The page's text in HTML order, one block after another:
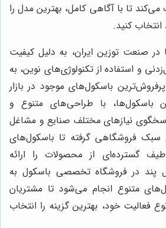
تا با آگاهی کامل، بهترین مدل را
کنید.
در صنعت توزین ایران، به دلیل کیفیت
و استفاده از تکنولوژی‌های نوین، به
باسکول‌های موجود در بازار
با طراحی‌های متنوع و
نیازهای مختلف صنایع و مشاغل
سبک فروشگاهی گرفته تا باسکول‌های
گسترده‌ای از محصولات را ارائه
پند در فروشگاه تخصصی باسکول به
متنوع انجام می‌شود تا مشتریان
فعالیت خود، بهترین گزینه را انتخاب